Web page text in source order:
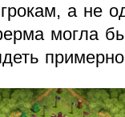
а не
могла